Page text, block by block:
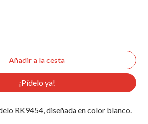
¡Pídelo ya!
RK9454, diseñada en color blanco.